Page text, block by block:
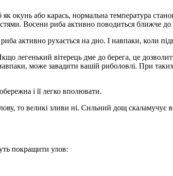
окунь або карась, нормальна температура
Восени риба активно поводиться ближче до
активно рухається на дно. І навпаки, коли
легенький вітерець дме до берега, це
може завадити вашій риболовлі. При
і її легко вполювати.
то великі зливи ні. Сильний дощ
покращити улов: